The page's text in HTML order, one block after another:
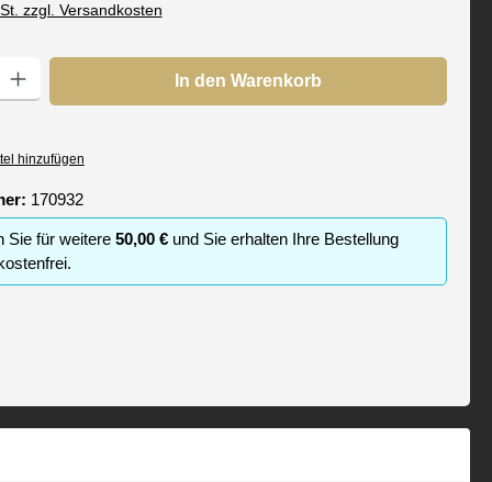
zzgl. Versandkosten
Gib den gewünschten Wert ein oder benutze die Schaltflächen um
In den Warenkorb
hinzufügen
170932
Sie für weitere 50,00 €und Sie erhalten Ihre Bestellung